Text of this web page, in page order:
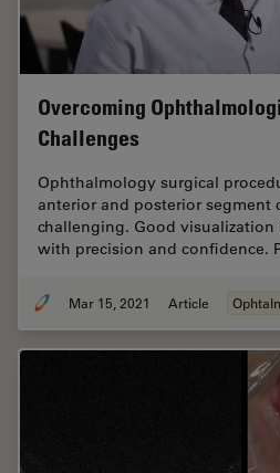
Overcoming
Challenges
Ophthalmology surgical
anterior and posterior segment
challenging. Good
with precision and confidence.
Mar 15, 2021 Article